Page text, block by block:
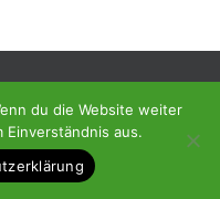
Miesenbach
vonTempera
du die Website weiter
aus.